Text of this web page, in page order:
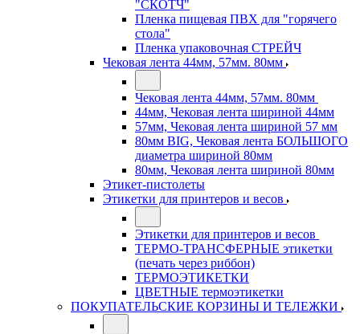
"СКОТЧ"
Пленка пищевая ПВХ для "горячего
стола"
Пленка упаковочная СТРЕЙЧ
Чековая лента 44мм, 57мм. 80мм
Чековая лента 44мм, 57мм. 80мм
44мм, Чековая лента шириной 44мм
57мм, Чековая лента шириной 57 мм
80мм BIG, Чековая лента БОЛЬШОГО
диаметра шириной 80мм
80мм, Чековая лента шириной 80мм
Этикет-пистолеты
Этикетки для принтеров и весов
Этикетки для принтеров и весов
ТЕРМО-ТРАНСФЕРНЫЕ этикетки
(печать через риббон)
ТЕРМОЭТИКЕТКИ
ЦВЕТНЫЕ термоэтикетки
ПОКУПАТЕЛЬСКИЕ КОРЗИНЫ И ТЕЛЕЖКИ